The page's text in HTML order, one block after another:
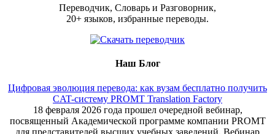
Переводчик, Словарь и Разговорник,
20+ языков, избранные переводы.
Наш Блог
Цифровая эволюция перевода: как вузам бесплатно получить
CAT-систему PROMT Translation Factory
18 февраля 2026 года прошел очередной вебинар,
посвященный Академической программе компании PROMT
для представителей высших учебных заведений. Вебинар